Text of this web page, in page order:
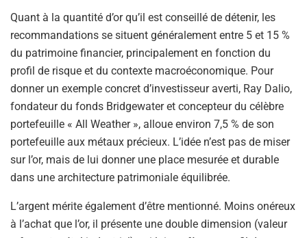
Quant à la quantité d’or qu’il est conseillé de détenir, les
recommandations se situent généralement entre 5 et 15 %
du patrimoine financier, principalement en fonction du
profil de risque et du contexte macroéconomique. Pour
donner un exemple concret d’investisseur averti, Ray Dalio,
fondateur du fonds Bridgewater et concepteur du célèbre
portefeuille « All Weather », alloue environ 7,5 % de son
portefeuille aux métaux précieux. L’idée n’est pas de miser
sur l’or, mais de lui donner une place mesurée et durable
dans une architecture patrimoniale équilibrée.
L’argent mérite également d’être mentionné. Moins onéreux
à l’achat que l’or, il présente une double dimension (valeur